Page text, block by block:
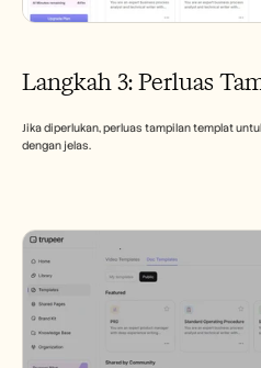
Langkah 3: Perluas
Jika diperlukan, perluas tampilan templat
dengan jelas.